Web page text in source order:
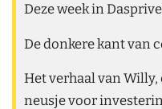
Deze week in
De donkere kant van
Het verhaal van
neusje voor